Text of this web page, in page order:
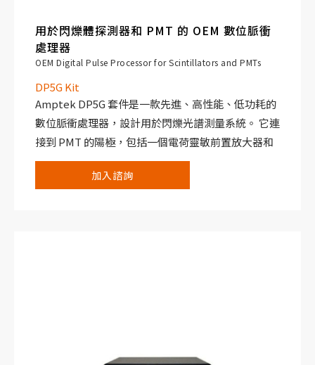
用於閃爍體探測器和 PMT 的 OEM 數位脈衝
處理器
OEM Digital Pulse Processor for Scintillators and PMTs
DP5G Kit
Amptek DP5G 套件是一款先進、高性能、低功耗的
數位脈衝處理器，設計用於閃爍光譜測量系統。 它連
接到 PMT 的陽極，包括一個電荷靈敏前置放大器和
一個數位脈衝處理器，該數位脈衝處理器取代了傳統
核光譜測量系統中的整形放大器和 MCA。 該套件包
加入諮詢